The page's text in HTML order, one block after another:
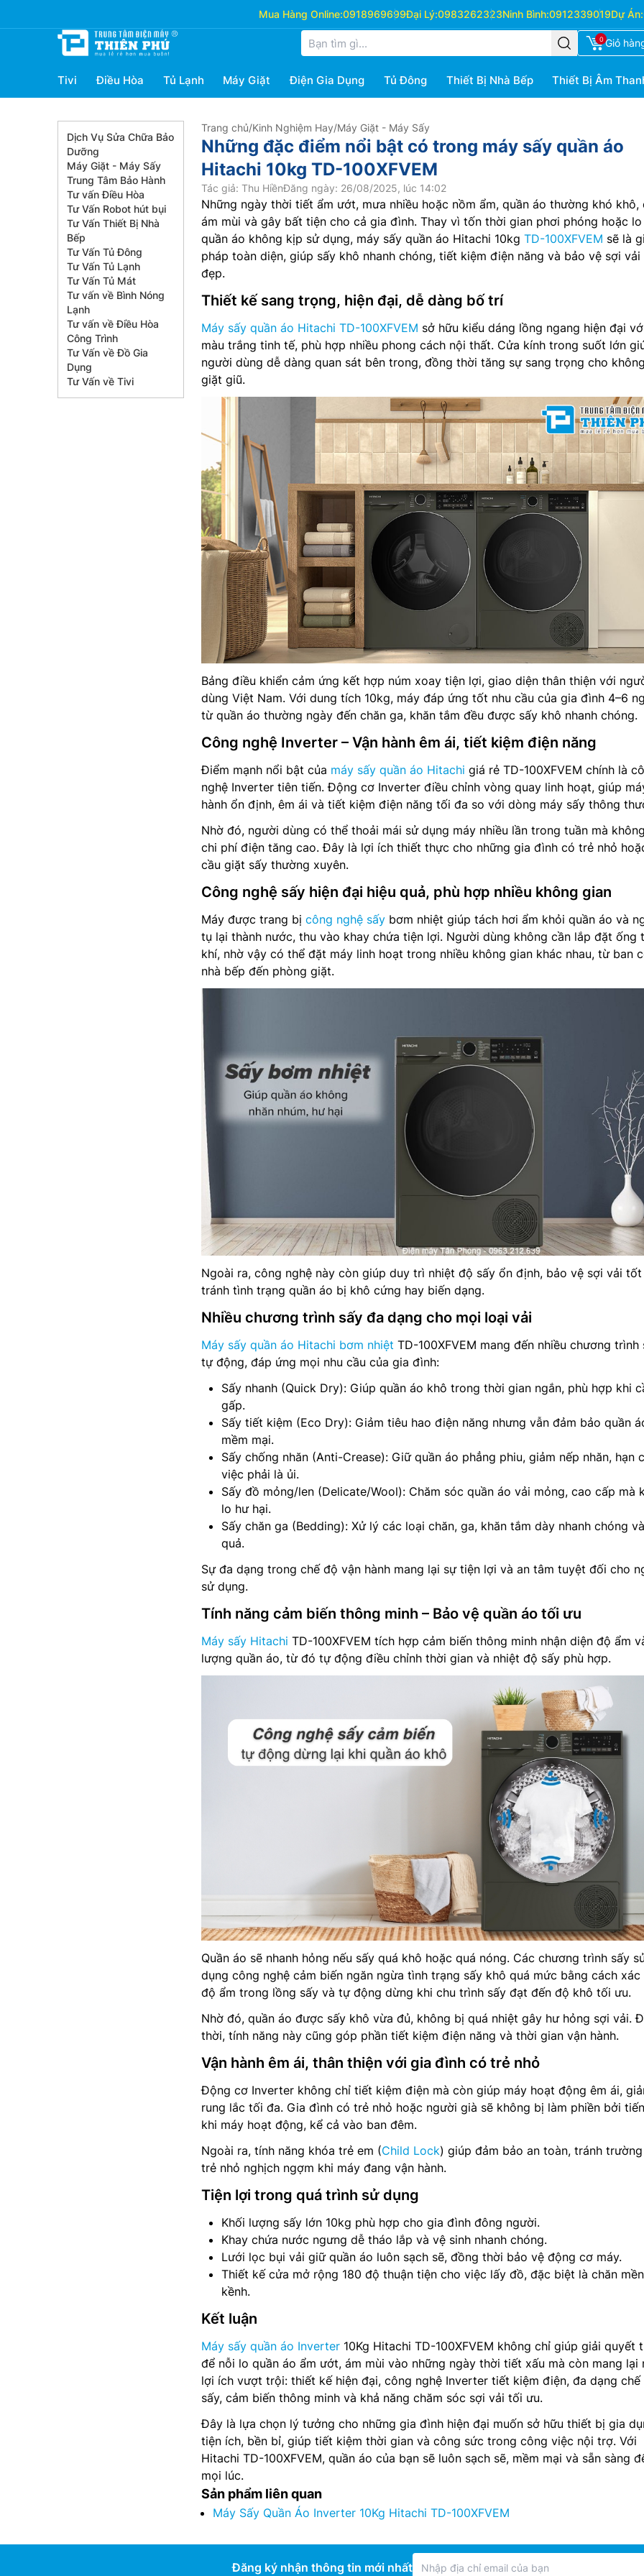
Mua Hàng Online:0918969699Đại Lý:0983262323Ninh Bình:0912339019Dự Án:
0 Giỏ
Tivi Điều Hòa Tủ Lạnh Máy Giặt Điện Gia Dụng Tủ Đông Thiết Bị Nhà Bếp Thiết Bị Âm
Dịch Vụ Sửa Chữa Bảo
Dưỡng
Máy Giặt - Máy Sấy
Trung Tâm Bảo Hành
Tư vấn Điều Hòa
Tư Vấn Robot hút bụi
Tư Vấn Thiết Bị Nhà
Bếp
Tư Vấn Tủ Đông
Tư Vấn Tủ Lạnh
Tư Vấn Tủ Mát
Tư vấn về Bình Nóng
Lạnh
Tư vấn về Điều Hòa
Công Trình
Tư Vấn về Đồ Gia
Dụng
Tư Vấn về Tivi
Trang chủ/Kinh Nghiệm Hay/Máy Giặt - Máy Sấy
Những đặc điểm nổi bật có trong máy sấy quần áo
Hitachi 10kg TD-100XFVEM
Tác giả: Thu HiềnĐăng ngày: 26/08/2025, lúc 14:02
Những ngày thời tiết ẩm ướt, mưa nhiều hoặc nồm ẩm, quần áo thường khó khô,
ám mùi và gây bất tiện cho cả gia đình. Thay vì tốn thời gian phơi phóng hoặc
quần áo không kịp sử dụng, máy sấy quần áo Hitachi 10kg TD-100XFVEM sẽ là
pháp toàn diện, giúp sấy khô nhanh chóng, tiết kiệm điện năng và bảo vệ sợi vải
đẹp.
Thiết kế sang trọng, hiện đại, dễ dàng bố trí
Máy sấy quần áo Hitachi TD-100XFVEM sở hữu kiểu dáng lồng ngang hiện đại
màu trắng tinh tế, phù hợp nhiều phong cách nội thất. Cửa kính trong suốt lớn
người dùng dễ dàng quan sát bên trong, đồng thời tăng sự sang trọng cho
giặt giũ.
Bảng điều khiển cảm ứng kết hợp núm xoay tiện lợi, giao diện thân thiện với
dùng Việt Nam. Với dung tích 10kg, máy đáp ứng tốt nhu cầu của gia đình 4–6
từ quần áo thường ngày đến chăn ga, khăn tắm đều được sấy khô nhanh chóng.
Công nghệ Inverter – Vận hành êm ái, tiết kiệm điện năng
Điểm mạnh nổi bật của máy sấy quần áo Hitachi giá rẻ TD-100XFVEM chính là
nghệ Inverter tiên tiến. Động cơ Inverter điều chỉnh vòng quay linh hoạt, giúp
hành ổn định, êm ái và tiết kiệm điện năng tối đa so với dòng máy sấy thông
Nhờ đó, người dùng có thể thoải mái sử dụng máy nhiều lần trong tuần mà
chi phí điện tăng cao. Đây là lợi ích thiết thực cho những gia đình có trẻ nhỏ
cầu giặt sấy thường xuyên.
Công nghệ sấy hiện đại hiệu quả, phù hợp nhiều không gian
Máy được trang bị công nghệ sấy bơm nhiệt giúp tách hơi ẩm khỏi quần áo và
tụ lại thành nước, thu vào khay chứa tiện lợi. Người dùng không cần lắp đặt ống
khí, nhờ vậy có thể đặt máy linh hoạt trong nhiều không gian khác nhau, từ ban
nhà bếp đến phòng giặt.
Ngoài ra, công nghệ này còn giúp duy trì nhiệt độ sấy ổn định, bảo vệ sợi vải tốt
tránh tình trạng quần áo bị khô cứng hay biến dạng.
Nhiều chương trình sấy đa dạng cho mọi loại vải
Máy sấy quần áo Hitachi bơm nhiệt TD-100XFVEM mang đến nhiều chương trình
tự động, đáp ứng mọi nhu cầu của gia đình:
Sấy nhanh (Quick Dry): Giúp quần áo khô trong thời gian ngắn, phù hợp khi
gấp.
Sấy tiết kiệm (Eco Dry): Giảm tiêu hao điện năng nhưng vẫn đảm bảo quần
mềm mại.
Sấy chống nhăn (Anti-Crease): Giữ quần áo phẳng phiu, giảm nếp nhăn, hạn
việc phải là ủi.
Sấy đồ mỏng/len (Delicate/Wool): Chăm sóc quần áo vải mỏng, cao cấp mà
lo hư hại.
Sấy chăn ga (Bedding): Xử lý các loại chăn, ga, khăn tắm dày nhanh chóng
quả.
Sự đa dạng trong chế độ vận hành mang lại sự tiện lợi và an tâm tuyệt đối cho
sử dụng.
Tính năng cảm biến thông minh – Bảo vệ quần áo tối ưu
Máy sấy Hitachi TD-100XFVEM tích hợp cảm biến thông minh nhận diện độ ẩm
lượng quần áo, từ đó tự động điều chỉnh thời gian và nhiệt độ sấy phù hợp.
Quần áo sẽ nhanh hỏng nếu sấy quá khô hoặc quá nóng. Các chương trình sấy
dụng công nghệ cảm biến ngăn ngừa tình trạng sấy khô quá mức bằng cách xác
độ ẩm trong lồng sấy và tự động dừng khi chu trình sấy đạt đến độ khô tối ưu.
Nhờ đó, quần áo được sấy khô vừa đủ, không bị quá nhiệt gây hư hỏng sợi vải.
thời, tính năng này cũng góp phần tiết kiệm điện năng và thời gian vận hành.
Vận hành êm ái, thân thiện với gia đình có trẻ nhỏ
Động cơ Inverter không chỉ tiết kiệm điện mà còn giúp máy hoạt động êm ái,
rung lắc tối đa. Gia đình có trẻ nhỏ hoặc người già sẽ không bị làm phiền bởi
khi máy hoạt động, kể cả vào ban đêm.
Ngoài ra, tính năng khóa trẻ em (Child Lock) giúp đảm bảo an toàn, tránh
trẻ nhỏ nghịch ngợm khi máy đang vận hành.
Tiện lợi trong quá trình sử dụng
Khối lượng sấy lớn 10kg phù hợp cho gia đình đông người.
Khay chứa nước ngưng dễ tháo lắp và vệ sinh nhanh chóng.
Lưới lọc bụi vải giữ quần áo luôn sạch sẽ, đồng thời bảo vệ động cơ máy.
Thiết kế cửa mở rộng 180 độ thuận tiện cho việc lấy đồ, đặc biệt là chăn
kềnh.
Kết luận
Máy sấy quần áo Inverter 10Kg Hitachi TD-100XFVEM không chỉ giúp giải quyết
để nỗi lo quần áo ẩm ướt, ám mùi vào những ngày thời tiết xấu mà còn mang lại
lợi ích vượt trội: thiết kế hiện đại, công nghệ Inverter tiết kiệm điện, đa dạng chế
sấy, cảm biến thông minh và khả năng chăm sóc sợi vải tối ưu.
Đây là lựa chọn lý tưởng cho những gia đình hiện đại muốn sở hữu thiết bị gia
tiện ích, bền bỉ, giúp tiết kiệm thời gian và công sức trong công việc nội trợ. Với
Hitachi TD-100XFVEM, quần áo của bạn sẽ luôn sạch sẽ, mềm mại và sẵn sàng
mọi lúc.
Sản phẩm liên quan
Máy Sấy Quần Áo Inverter 10Kg Hitachi TD-100XFVEM
Đăng ký nhận thông tin mới nhất